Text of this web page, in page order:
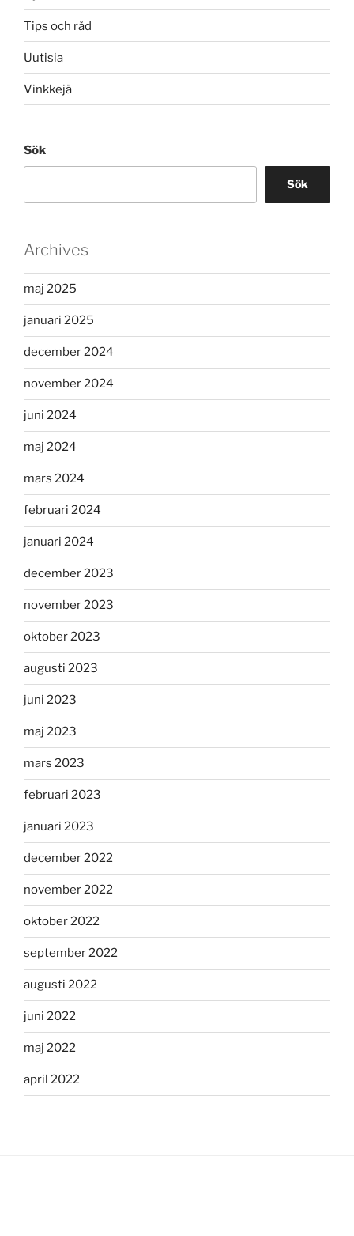
Tips och råd
Uutisia
Vinkkejä
Sök
Sök
Archives
maj 2025
januari 2025
december 2024
november 2024
juni 2024
maj 2024
mars 2024
februari 2024
januari 2024
december 2023
november 2023
oktober 2023
augusti 2023
juni 2023
maj 2023
mars 2023
februari 2023
januari 2023
december 2022
november 2022
oktober 2022
september 2022
augusti 2022
juni 2022
maj 2022
april 2022